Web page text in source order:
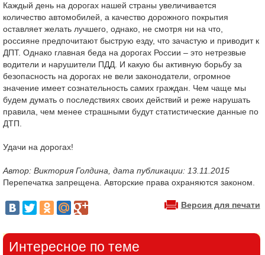
Каждый день на дорогах нашей страны увеличивается
количество автомобилей, а качество дорожного покрытия
оставляет желать лучшего, однако, не смотря ни на что,
россияне предпочитают быструю езду, что зачастую и приводит к
ДПТ. Однако главная беда на дорогах России – это нетрезвые
водители и нарушители ПДД. И какую бы активную борьбу за
безопасность на дорогах не вели законодатели, огромное
значение имеет сознательность самих граждан. Чем чаще мы
будем думать о последствиях своих действий и реже нарушать
правила, чем менее страшными будут статистические данные по
ДТП.
Удачи на дорогах!
Автор: Виктория Голдина, дата публикации: 13.11.2015
Перепечатка запрещена. Авторские права охраняются законом.
Версия для печати
Интересное по теме